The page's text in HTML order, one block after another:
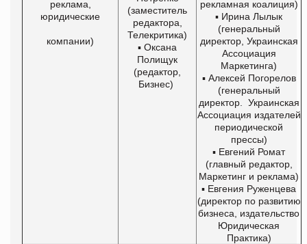
реклама,
юридические
компании)
(заместитель
редактора,
Телекритика)
▪ Оксана
Полищук
(редактор,
Бизнес)
рекламная коалиция)
▪ Ирина Лылык
(генеральный
директор, Украинская
Ассоциация
Маркетинга)
▪ Алексей Погорелов
(генеральный
директор. Украинская
Ассоциация издателей
периодической
прессы)
▪ Евгений Ромат
(главный редактор,
Маркетинг и реклама)
▪ Евгения Руженцева
(директор по развитию
бизнеса, издательство
Юридическая
Практика)